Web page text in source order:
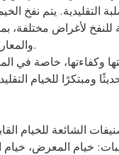
التقليدية. يتم نفخ
لأغراض مختلفة،
والمعارض وملاجئ الطوارئ وغيرها.
وكفاءتها، خاصة في
ومبتكرًا للخيام